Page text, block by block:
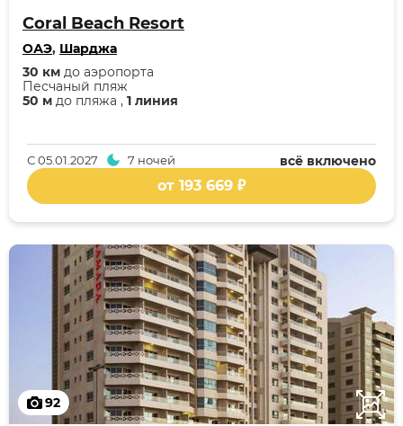
Coral Beach Resort
ОАЭ, Шарджа
50 м до пляжа , 1 линия
Песчаный пляж
30 км до аэропорта
всё включено
С05.01.2027 7 ночей
от 193 669 ₽
92